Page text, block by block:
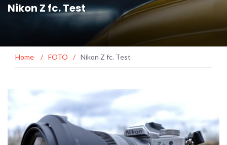
Nikon Z fc. Test
Home / FOTO / Nikon Z fc. Test